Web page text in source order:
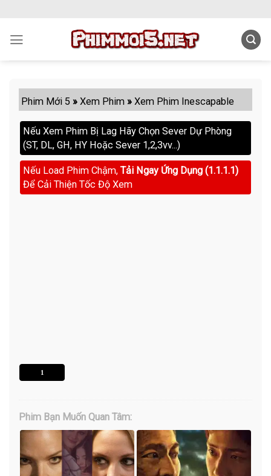
content
Phim Mới 5 »Xem Phim »Xem Phim Inescapable
Nếu Xem Phim Bị Lag Hãy Chọn Sever Dự Phòng
(ST, DL, GH, HY Hoặc Sever 1,2,3vv...)
Nếu Load Phim Chậm, Tải Ngay Ứng Dụng (1.1.1.1)
Để Cải Thiện Tốc Độ Xem
1
Phim Bạn Muốn Quan Tâm: